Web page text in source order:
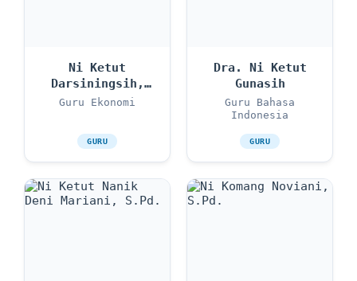
Ni Ketut
Darsiningsih,
S.Pd.
Guru Ekonomi
GURU
Dra. Ni Ketut
Gunasih
Guru Bahasa
Indonesia
GURU